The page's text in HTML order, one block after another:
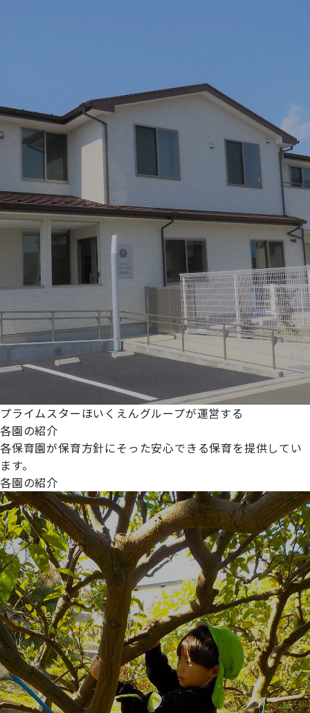
プライムスターほいくえんグループが運営する
各園の紹介
各保育園が保育方針にそった安心できる保育を提供してい
ます。
各園の紹介